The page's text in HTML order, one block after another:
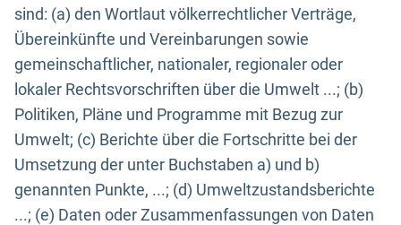
sind: (a) den Wortlaut völkerrechtlicher Verträge,
Übereinkünfte und Vereinbarungen sowie
gemeinschaftlicher, nationaler, regionaler oder
lokaler Rechtsvorschriften über die Umwelt ...; (b)
Politiken, Pläne und Programme mit Bezug zur
Umwelt; (c) Berichte über die Fortschritte bei der
Umsetzung der unter Buchstaben a) und b)
genannten Punkte, ...; (d) Umweltzustandsberichte
...; (e) Daten oder Zusammenfassungen von Daten